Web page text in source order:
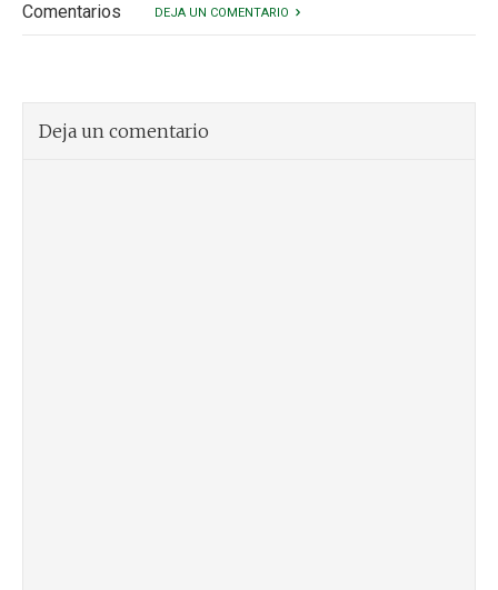
Comentarios DEJA UN COMENTARIO
Deja un comentario